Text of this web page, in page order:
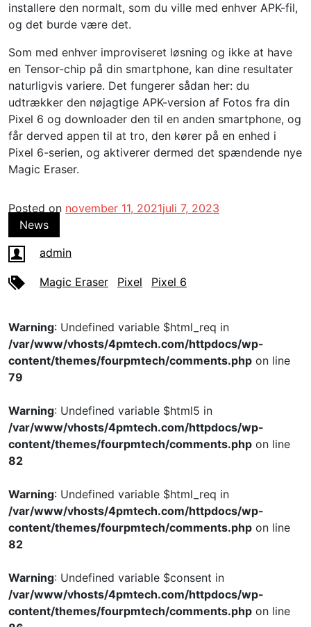
installere den normalt, som du ville med enhver APK-fil,
og det burde være det.
Som med enhver improviseret løsning og ikke at have
en Tensor-chip på din smartphone, kan dine resultater
naturligvis variere. Det fungerer sådan her: du
udtrækker den nøjagtige APK-version af Fotos fra din
Pixel 6 og downloader den til en anden smartphone, og
får derved appen til at tro, den kører på en enhed i
Pixel 6-serien, og aktiverer dermed det spændende nye
Magic Eraser.
Posted on november 11, 2021juli 7, 2023
News
admin
Magic Eraser Pixel Pixel 6
Warning: Undefined variable $html_req in
/var/www/vhosts/4pmtech.com/httpdocs/wp-
content/themes/fourpmtech/comments.php on line
79
Warning: Undefined variable $html5 in
/var/www/vhosts/4pmtech.com/httpdocs/wp-
content/themes/fourpmtech/comments.php on line
82
Warning: Undefined variable $html_req in
/var/www/vhosts/4pmtech.com/httpdocs/wp-
content/themes/fourpmtech/comments.php on line
82
Warning: Undefined variable $consent in
/var/www/vhosts/4pmtech.com/httpdocs/wp-
content/themes/fourpmtech/comments.php on line